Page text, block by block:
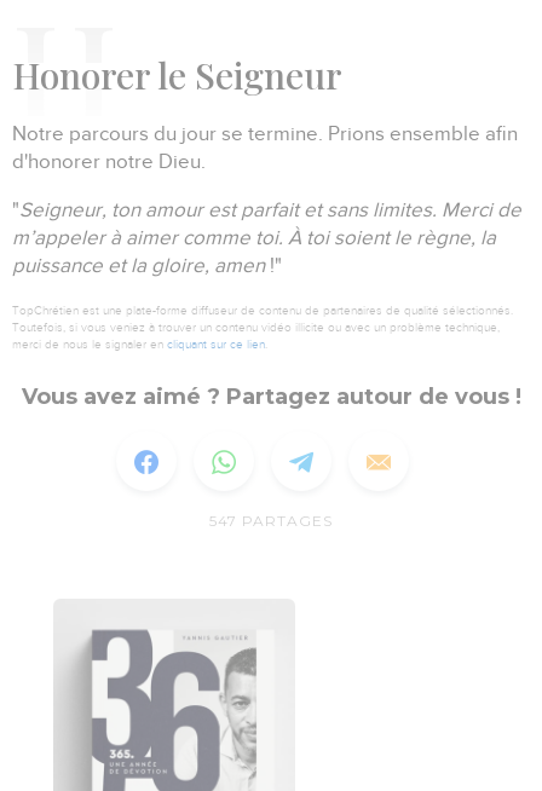
Honorer le Seigneur
Notre parcours du jour se termine. Prions ensemble afin
d'honorer notre Dieu.
"Seigneur, ton amour est parfait et sans limites. Merci de
m’appeler à aimer comme toi. À toi soient le règne, la
puissance et la gloire, amen!"
TopChrétien est une plate-forme diffuseur de contenu de partenaires de qualité sélectionnés.
Toutefois, si vous veniez à trouver un contenu vidéo illicite ou avec un problème technique,
merci de nous le signaler en cliquant sur ce lien.
Vous avez aimé ? Partagez autour de vous !
547 PARTAGES